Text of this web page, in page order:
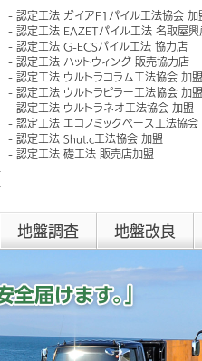
認定工法 ガイアF1パイル工法協会 加
認定工法 EAZETパイル工法 名取屋
認定工法 G-ECSパイル工法 協力店
認定工法 ハットウィング 販売協力店
認定工法 ウルトラコラム工法協会 加盟
認定工法 ウルトラピラー工法協会 加盟
認定工法 ウルトラネオ工法協会 加盟
認定工法 エコノミックベース工法協
認定工法 Shut.c工法協会 加盟
認定工法 礎工法 販売店加盟
地盤調査 地盤改良